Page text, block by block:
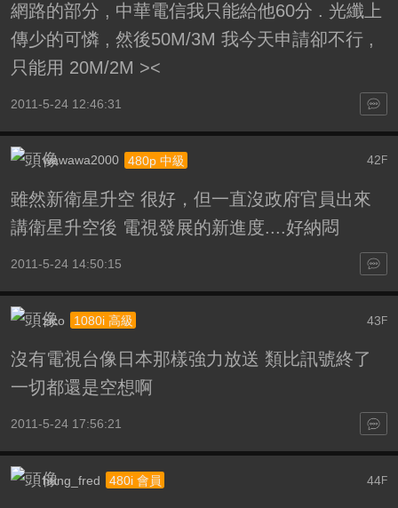
網路的部分 , 中華電信我只能給他60分 . 光纖上
傳少的可憐 , 然後50M/3M 我今天申請卻不行 ,
只能用 20M/2M ><
2011-5-24 12:46:31
42 F
wawawa2000 480p 中級
雖然新衛星升空 很好，但一直沒政府官員出來
講衛星升空後 電視發展的新進度....好納悶
2011-5-24 14:50:15
43F
zico 1080i 高級
沒有電視台像日本那樣強力放送 類比訊號終了
一切都還是空想啊
2011-5-24 17:56:21
44F
hung_fred 480i 會員